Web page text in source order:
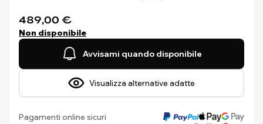
489,00 €
Non disponibile
Avvisami quando disponibile
Visualizza alternative adatte
Pagamenti online sicuri